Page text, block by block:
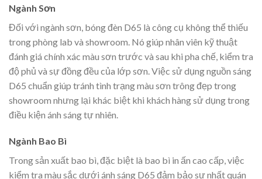
Ngành Sơn
Đối với ngành sơn, bóng đèn D65 là công cụ không thể thiếu
trong phòng lab và showroom. Nó giúp nhân viên kỹ thuật
đánh giá chính xác màu sơn trước và sau khi pha chế, kiểm tra
độ phủ và sự đồng đều của lớp sơn. Việc sử dụng nguồn sáng
D65 chuẩn giúp tránh tình trạng màu sơn trông đẹp trong
showroom nhưng lại khác biệt khi khách hàng sử dụng trong
điều kiện ánh sáng tự nhiên.
Ngành Bao Bì
Trong sản xuất bao bì, đặc biệt là bao bì in ấn cao cấp, việc
kiểm tra màu sắc dưới ánh sáng D65 đảm bảo sự nhất quán